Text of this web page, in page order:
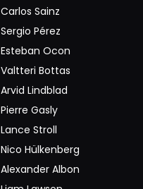
Carlos Sainz
Sergio Pérez
Esteban Ocon
Valtteri Bottas
Arvid Lindblad
Pierre Gasly
Lance Stroll
Nico Hülkenberg
Alexander Albon